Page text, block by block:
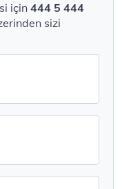
için 444 5 444
sizi